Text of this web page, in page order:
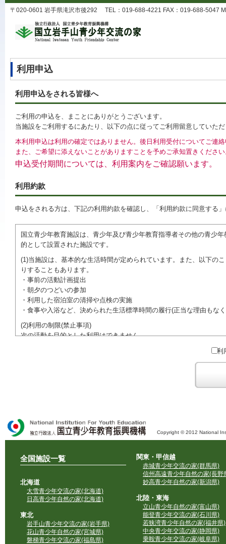
〒020-0601 岩手県滝沢市後292 TEL：019-688-4221 FAX：019-688-5047
利用申込
利用申込をされる皆様へ
ご利用の申込を、まことにありがとうございます。
当施設をご利用するにあたり、以下の点に従ってご利用留意していた
本利用申込は利用の確定ではありません。後日利用受付についてご連
また、ご希望に添えないことがありますことを予めご承知置きくださ
申込受付期間については、利用案内をご確認願います。
利用約款
申込をされる方は、下記の利用約款を確認し、「利用約款に同意する
国立青少年教育施設は、青少年及び青少年教育指導者その他の青少
的として設置された施設です。
(1)当施設は、基本的な生活時間が定められています。また、以下の
りすることもあります。
・事前の活動計画提出
・朝夕のつどいの参加
・利用した宿泊室の清掃や点検の実施
・食事や入浴など、決められた生活標準時間の履行(正当な理由も
(2)利用の制限(禁止事項)
次の活動を目的とした利用はできません。
●特定の政党を支持、またはこれに反対するための政治教育その他の
●特定の宗教を支持、またはこれに反対するための宗教教育その他
域での勧誘活動を行ったり、自らの団体の活動をアピールする活動等)
利
Copyright © 2012 National
全国施設一覧
北海道
大雪青少年交流の家(北海道)
日高青少年自然の家(北海道)
東北
岩手山青少年交流の家(岩手県)
花山青少年自然の家(宮城県)
磐梯青少年交流の家(福島県)
関東・甲信越
赤城青少年交流の家(群馬県)
信州高遠青少年自然の家(長野
妙高青少年自然の家(新潟県)
北陸・東海
立山青少年自然の家(富山県)
能登青少年交流の家(石川県)
若狭湾青少年自然の家(福井県)
中央青少年交流の家(静岡県)
乗鞍青少年交流の家(岐阜県)